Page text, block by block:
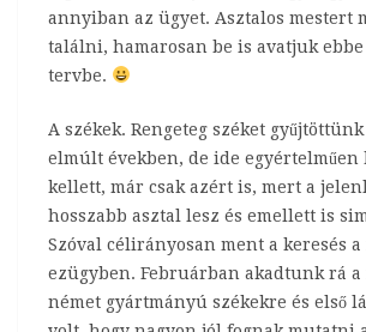
annyiban az ügyet. Asztalos mestert
találni, hamarosan be is avatjuk
tervbe.
A székek. Rengeteg széket gyűjtöttünk
elmúlt években, de ide egyértelműen
kellett, már csak azért is, mert a
hosszabb asztal lesz és emellett is
Szóval célirányosan ment a keresés
ezügyben. Februárban akadtunk rá a
német gyártmányú székekre és első